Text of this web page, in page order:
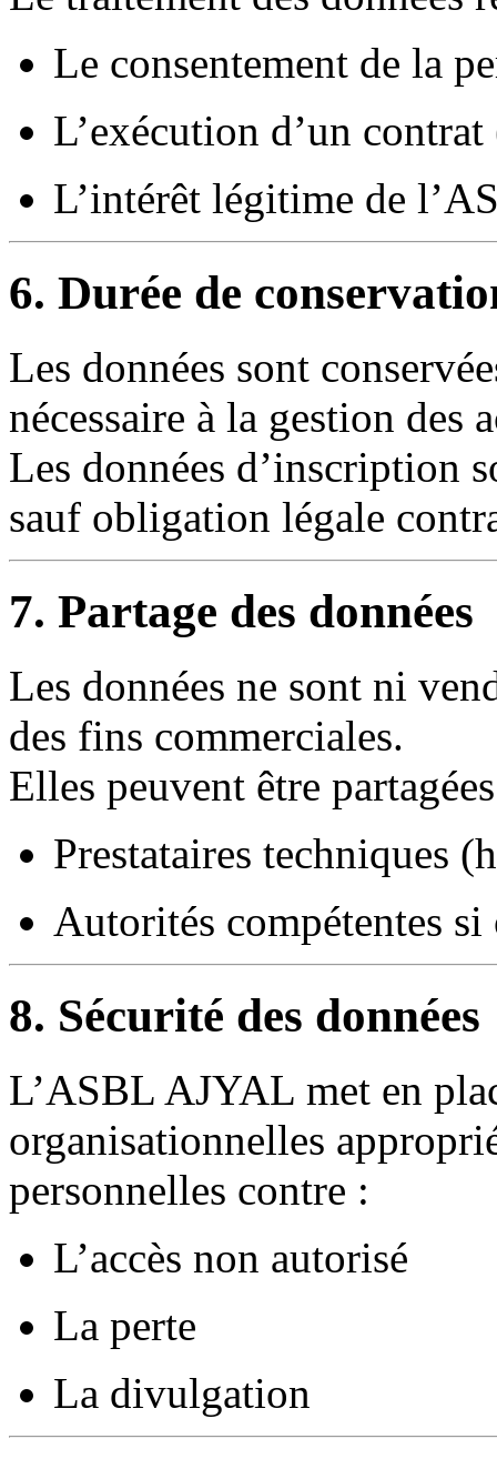
Le consentement de la
L’exécution d’un
L’intérêt légitime de
6. Durée de
Les données sont
nécessaire à la gestion
Les données d’inscription
sauf obligation légale
7. Partage des données
Les données ne sont ni
des fins commerciales.
Elles peuvent être
Prestataires techniques
Autorités compétentes
8. Sécurité des données
L’ASBL AJYAL met en
organisationnelles
personnelles contre :
L’accès non autorisé
La perte
La divulgation